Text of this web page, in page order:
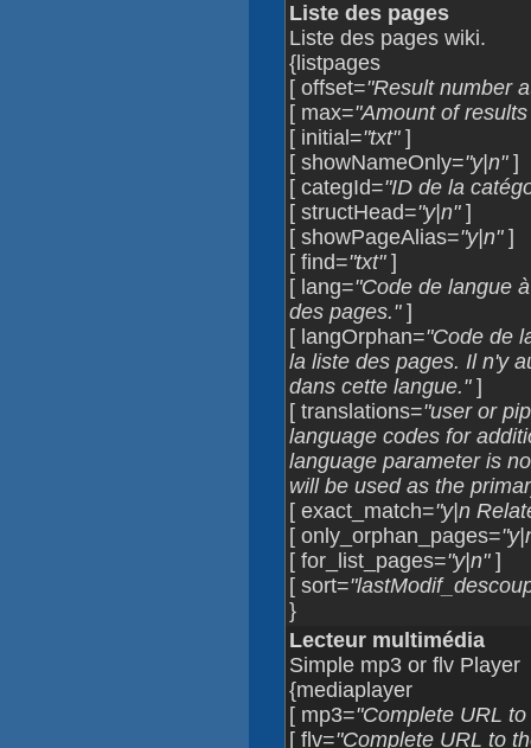
Liste des pages
Liste des pages wiki.
{listpages
[ offset="Result number
[ max="Amount of
[ initial="txt"]
[ showNameOnly="y|n"]
[ categId="ID de la
[ structHead="y|n"]
[ showPageAlias="y|n"]
[ find="txt"]
[ lang="Code de langue
des pages."]
[ langOrphan="Code de
la liste des pages. Il n'y
dans cette langue."]
[ translations="user or
language codes for
language parameter is
will be used as the
[ exact_match="y|n
[ only_orphan_pages=
[ for_list_pages="y|n"]
[ sort=
}
Lecteur multimédia
Simple mp3 or flv Player
{mediaplayer
[ mp3="Complete URL
[ flv="Complete URL to